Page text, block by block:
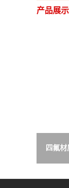
产品展示
四氟
生产厂